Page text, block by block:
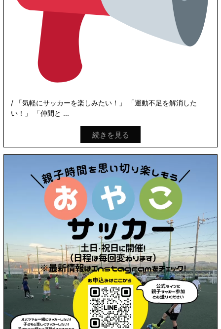
/ 「気軽にサッカーを楽しみたい！」 「運動不足を解消した
い！」 「仲間と ...
続きを見る